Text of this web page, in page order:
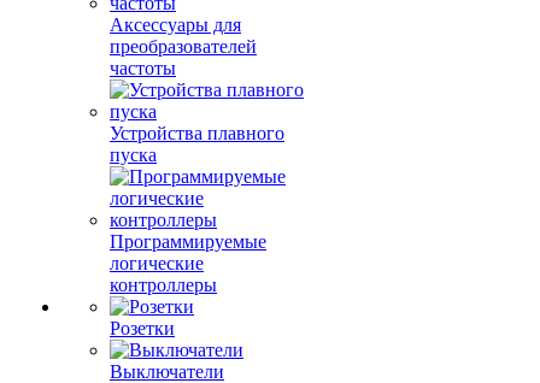
Аксессуары для
преобразователей
частоты
Устройства плавного
пуска
Программируемые
логические
контроллеры
Розетки
Выключатели